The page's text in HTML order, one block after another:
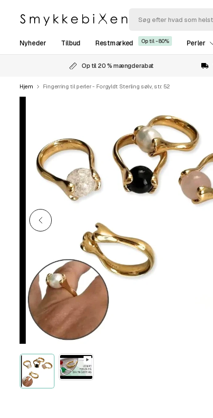
Nyheder Tilbud Restmarked Op til -80% Perler
Op til 20 % mængderabat
Hjem Fingerring til perler - Forgyldt Sterling sølv, str. 52